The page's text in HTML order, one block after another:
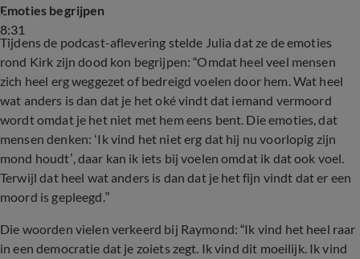
8:31
Emoties begrijpen
Tijdens de podcast-aflevering stelde Julia dat ze de emoties
rond Kirk zijn dood kon begrijpen: “Omdat heel veel mensen
zich heel erg weggezet of bedreigd voelen door hem. Wat heel
wat anders is dan dat je het oké vindt dat iemand vermoord
wordt omdat je het niet met hem eens bent. Die emoties, dat
mensen denken: ‘Ik vind het niet erg dat hij nu voorlopig zijn
mond houdt’, daar kan ik iets bij voelen omdat ik dat ook voel.
Terwijl dat heel wat anders is dan dat je het fijn vindt dat er een
moord is gepleegd.”
Die woorden vielen verkeerd bij Raymond: “Ik vind het heel raar
in een democratie dat je zoiets zegt. Ik vind dit moeilijk. Ik vind